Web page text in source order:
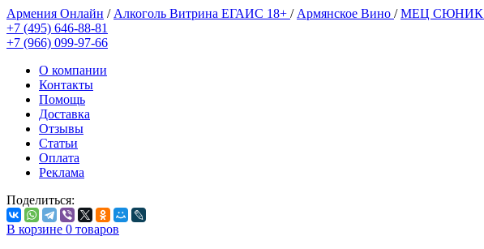
Армения Онлайн / Алкоголь Витрина ЕГАИС 18+ / Армянское Вино /МЕЦ СЮНИК
+7 (495) 646-88-81
+7 (966) 099-97-66
О компании
Контакты
Помощь
Доставка
Отзывы
Статьи
Оплата
Реклама
Поделиться:
В корзине 0 товаров